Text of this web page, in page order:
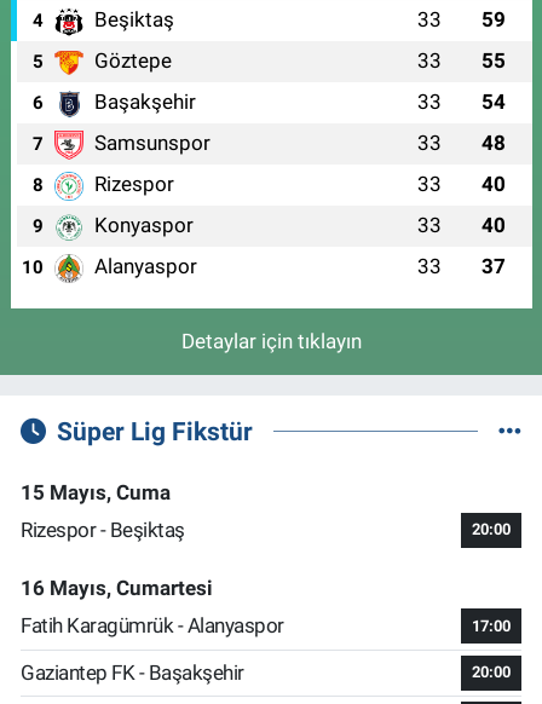
4 Beşiktaş 33 59
5 Göztepe 33 55
6 Başakşehir 33 54
7 Samsunspor 33 48
8 Rizespor 33 40
9 Konyaspor 33 40
10 Alanyaspor 33 37
Detaylar için tıklayın
Süper Lig Fikstür
15 Mayıs, Cuma
Rizespor - Beşiktaş
20:00
16 Mayıs, Cumartesi
Fatih Karagümrük - Alanyaspor
17:00
Gaziantep FK - Başakşehir 20:00